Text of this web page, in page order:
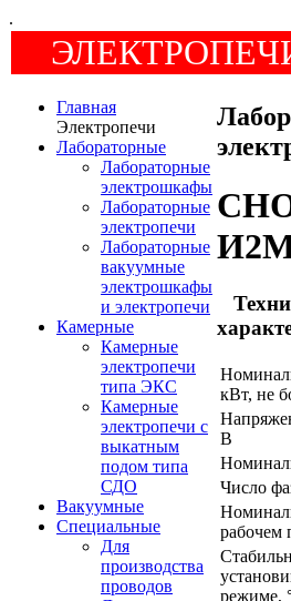
.
Главная
Электропечи
Лабораторные
Лабораторные
электрошкафы
Лабораторные
электропечи
Лабораторные
вакуумные
электрошкафы
и электропечи
Камерные
Камерные
электропечи
типа ЭКС
Камерные
электропечи c
выкатным
подом типа
СДО
Вакуумные
Специальные
Для
производства
проводов
кВт, не
В
Число
рабочем
режиме,